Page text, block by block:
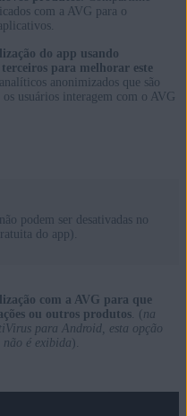
com a AVG para o
do app usando
para melhorar este
anonimizados que são
usuários interagem com o AVG
podem ser desativadas no
do app).
com a AVG para que
ou outros produtos. ( na
para Android, esta opção
não é exibida ).